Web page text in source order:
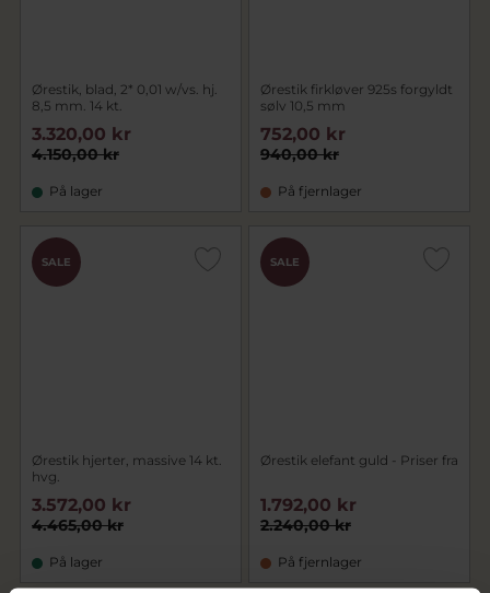
Ørestik, blad, 2* 0,01 w/vs. hj.
8,5 mm. 14 kt.
4.150,00 kr
3.320,00 kr
På lager
Ørestik firkløver 925s forgyldt
sølv 10,5 mm
940,00 kr
752,00 kr
På fjernlager
SALE
Ørestik hjerter, massive 14 kt.
hvg.
4.465,00 kr
3.572,00 kr
På lager
SALE
Ørestik elefant guld - Priser fra
2.240,00 kr
1.792,00 kr
På fjernlager